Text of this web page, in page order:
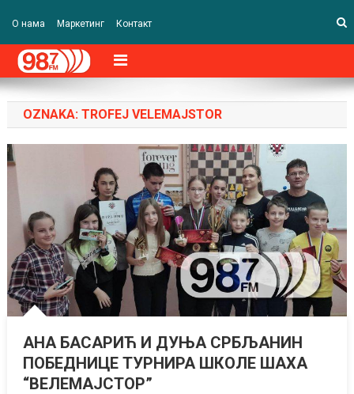
О нама Маркетинг Контакт
OZNAKA: TROFEJ VELEMAJSTOR
АНА БАСАРИЋ И ДУЊА СРБЉАНИН
ПОБЕДНИЦЕ ТУРНИРА ШКОЛЕ ШАХА
“ВЕЛЕМАЈСТОР”